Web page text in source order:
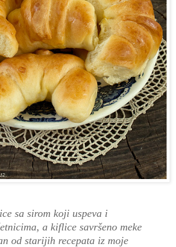
sa sirom koji uspeva i
a kiflice savršeno meke
od starijih recepata iz moje